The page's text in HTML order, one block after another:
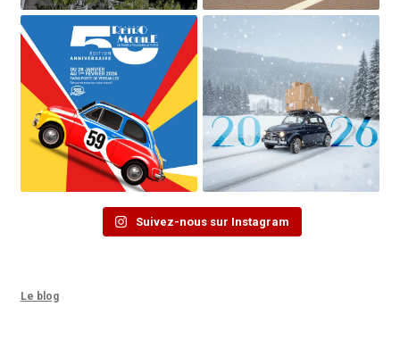
Suivez-nous sur Instagram
Le blog